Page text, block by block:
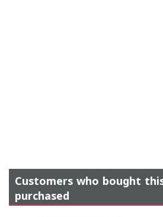
Customers who bought
purchased